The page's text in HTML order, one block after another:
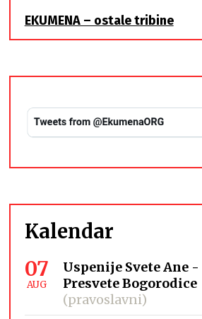
EKUMENA – ostale tribine
Kalendar
07
AUG
Uspenije Svete Ane
Presvete Bogorodice
(pravoslavni)